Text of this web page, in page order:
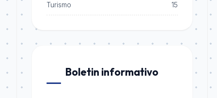
Turismo 15
Boletin informativo